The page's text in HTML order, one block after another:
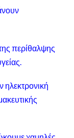
περίθαλψης
ηλεκτρονική